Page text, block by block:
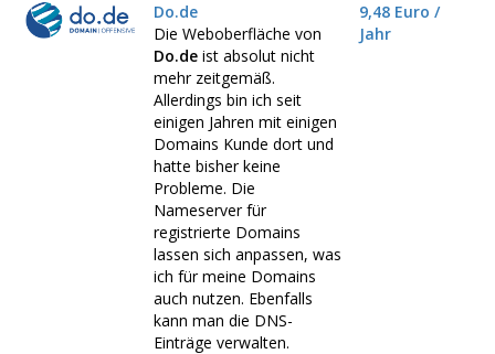
Do.de
Die Weboberfläche von
Do.de ist absolut nicht
mehr zeitgemäß.
Allerdings bin ich seit
einigen Jahren mit einigen
Domains Kunde dort und
hatte bisher keine
Probleme. Die
Nameserver für
registrierte Domains
lassen sich anpassen, was
ich für meine Domains
auch nutzen. Ebenfalls
kann man die DNS-
Einträge verwalten.
9,48 Euro /
Jahr